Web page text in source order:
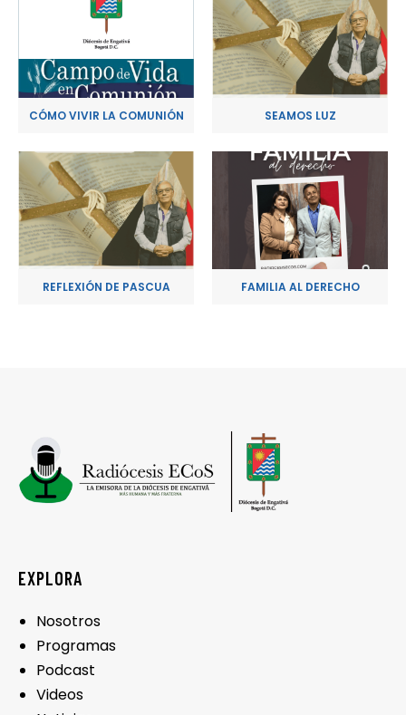
CÓMO VIVIR LA COMUNIÓN SEAMOS LUZ
REFLEXIÓN DE PASCUA FAMILIA AL DERECHO
EXPLORA
Nosotros
Programas
Podcast
Videos